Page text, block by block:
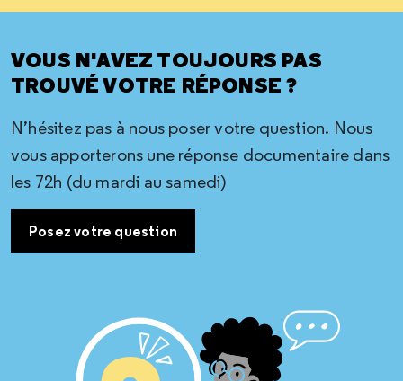
VOUS N'AVEZ TOUJOURS PAS
TROUVÉ VOTRE RÉPONSE ?
N’hésitez pas à nous poser votre question. Nous
vous apporterons une réponse documentaire dans
les 72h (du mardi au samedi)
Posez votre question